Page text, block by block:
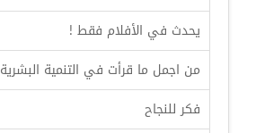
يحدث في الأفلام فقط !
من اجمل ما قرأت في التنمية البشرية
فكر للنجاح